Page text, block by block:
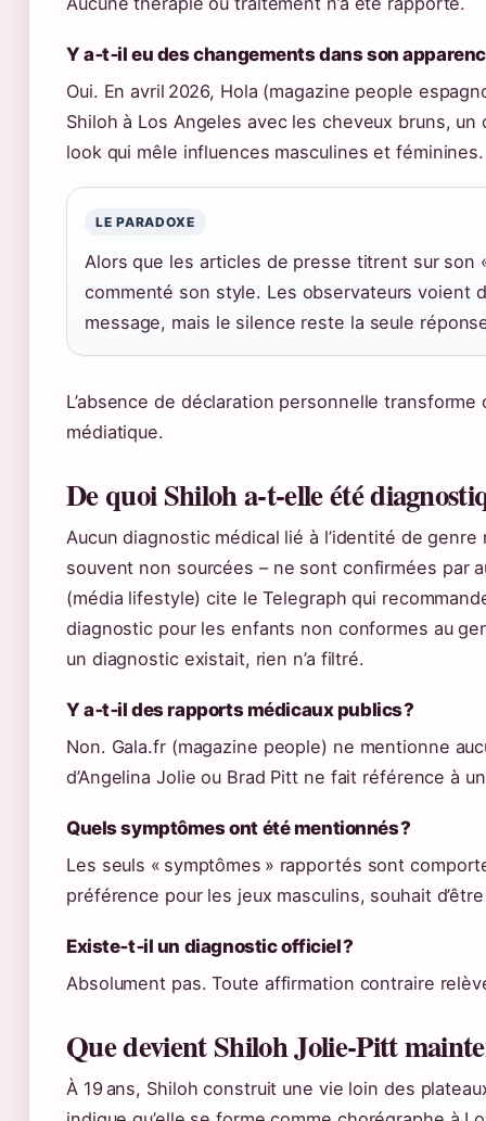
Y a‑t‑il eu des changements dans son
Oui. En avril 2026, Hola (magazine people
Shiloh à Los Angeles avec les cheveux bruns,
look qui mêle influences masculines et féminines.
LE PARADOXE
Alors que les articles de presse titrent sur son
commenté son style. Les observateurs voient
message, mais le silence reste la seule
L’absence de déclaration personnelle
médiatique.
De quoi Shiloh a‑t‑elle été
Aucun diagnostic médical lié à l’identité de
souvent non sourcées – ne sont confirmées par
(média lifestyle) cite le Telegraph qui
diagnostic pour les enfants non conformes au
un diagnostic existait, rien n’a filtré.
Y a‑t‑il des rapports médicaux publics ?
Non. Gala.fr (magazine people) ne mentionne
d’Angelina Jolie ou Brad Pitt ne fait référence à
Quels symptômes ont été mentionnés ?
Les seuls « symptômes » rapportés sont
préférence pour les jeux masculins, souhait
Existe‑t‑il un diagnostic officiel ?
Absolument pas. Toute affirmation contraire
Que devient Shiloh Jolie‑Pitt
À 19 ans, Shiloh construit une vie loin des